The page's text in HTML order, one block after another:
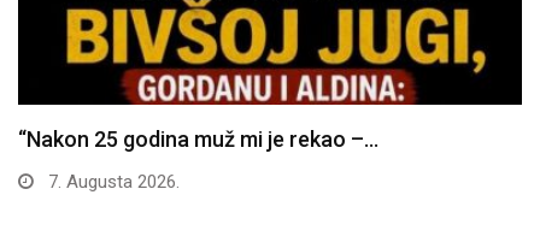
“Nakon 25 godina muž mi je rekao –…
7. Augusta 2026.